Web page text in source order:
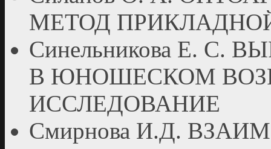
МЕТОД
Синельникова Е. С.
В ЮНОШЕСКОМ
ИССЛЕДОВАНИЕ
Смирнова И.Д.